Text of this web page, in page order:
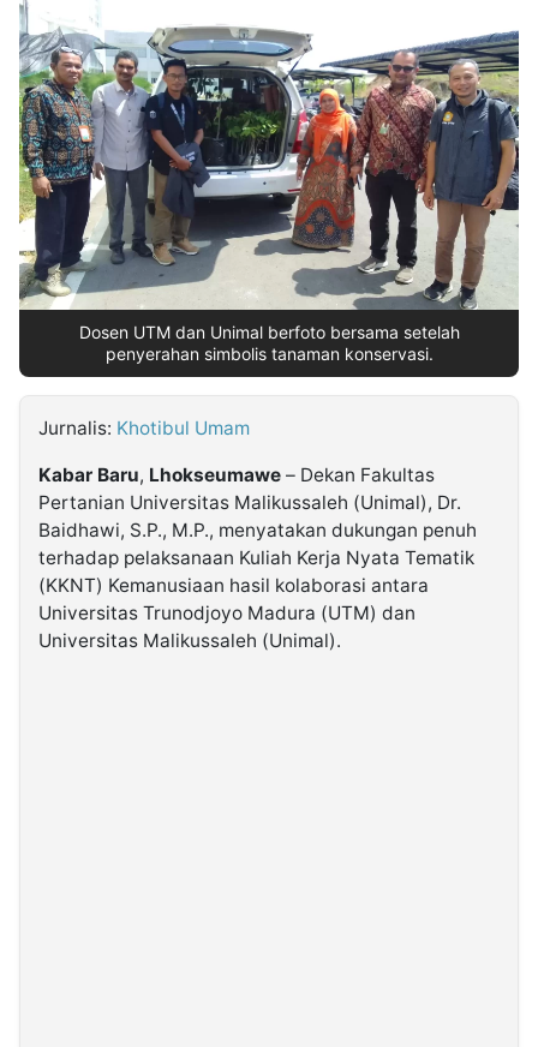
Partner
Insight
NTB
Suara
Time
Lens
IDN
Daily
Jogja
Jalan
Rakyat
Idealita
News
Kita
Notice
Dinamikapost.com
Radar
Baru
Seedbacklink
Follow
Kabarbaru
Kabarbaru.co
2026
Kabarbaru
Dosen UTM dan Unimal berfoto bersama setelah
penyerahan simbolis tanaman konservasi.
Jurnalis: Khotibul Umam
Kabar Baru, Lhokseumawe – Dekan Fakultas
Pertanian Universitas Malikussaleh (Unimal), Dr.
Baidhawi, S.P., M.P., menyatakan dukungan penuh
terhadap pelaksanaan Kuliah Kerja Nyata Tematik
(KKNT) Kemanusiaan hasil kolaborasi antara
Universitas Trunodjoyo Madura (UTM) dan
Universitas Malikussaleh (Unimal).